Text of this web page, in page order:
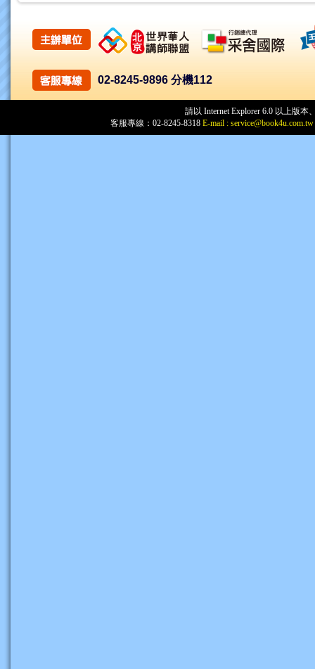
02-8245-9896 分機112
請以 Internet Explorer 6.0 以上版
客服專線：02-8245-8318 E-mail : service@book4u.com.tw